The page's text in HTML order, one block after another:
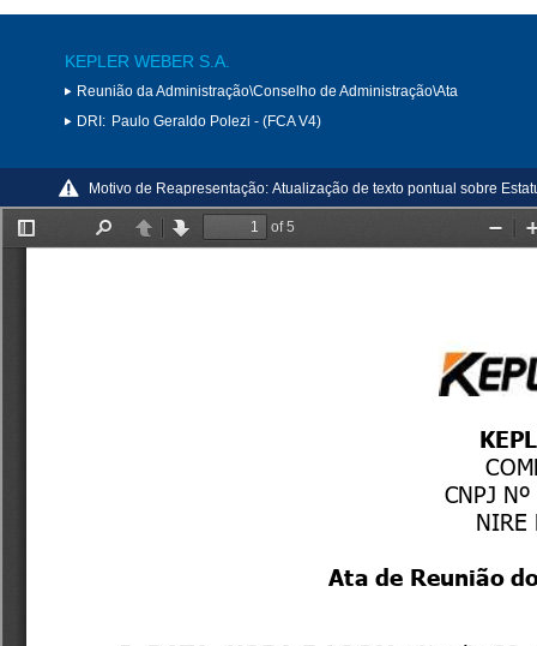
KEPLER WEBER S.A.
Reunião da Administração\Conselho de Administração\Ata
DRI: Paulo Geraldo Polezi - (FCA V4)
Motivo de Reapresentação: Atualização de texto pontual sobre